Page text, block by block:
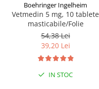
Boehringer Ingelheim
Vetmedin 5 mg, 10 tablete
masticabile/Folie
54,38 Lei
39,20 Lei
IN STOC